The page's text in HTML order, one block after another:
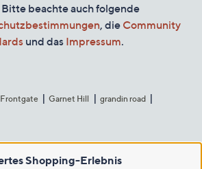
Bitte beachte auch folgende
, die Community
und das Impressum.
Frontgate Garnet Hill
grandin road
Shopping-Erlebnis